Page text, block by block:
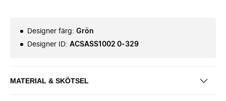
Designer färg: Grön
Designer ID: ACSASS1002 0-329
MATERIAL & SKÖTSEL